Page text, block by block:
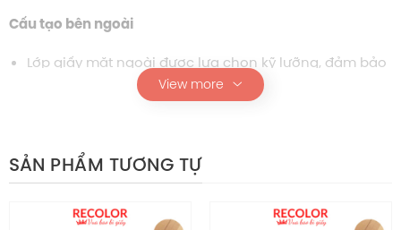
Cấu tạo bên ngoài
Lớp giấy mặt ngoài được lựa chọn kỹ lưỡng, đảm bảo
độ dày, độ bền và khả năng chịu tác động cơ học.
Bề mặt nhám nhẹ giúp tăng độ bám dính với keo,
tránh tình trạng bong tróc trong vận chuyển.
Bề ngoài cũng dễ vệ sinh, không dễ bám bẩn hoặc
View more
SẢN PHẨM TƯƠNG TỰ